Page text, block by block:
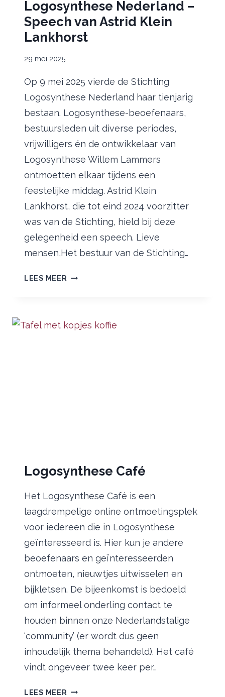
Logosynthese Nederland –
Speech van Astrid Klein
Lankhorst
29 mei 2025
Op 9 mei 2025 vierde de Stichting
Logosynthese Nederland haar tienjarig
bestaan. Logosynthese-beoefenaars,
bestuursleden uit diverse periodes,
vrijwilligers én de ontwikkelaar van
Logosynthese Willem Lammers
ontmoetten elkaar tijdens een
feestelijke middag. Astrid Klein
Lankhorst, die tot eind 2024 voorzitter
was van de Stichting, hield bij deze
gelegenheid een speech. Lieve
mensen,Het bestuur van de Stichting…
LEES MEER VIERING
LOGOSYNTHESE
Logosynthese Café
Het Logosynthese Café is een
laagdrempelige online ontmoetingsplek
voor iedereen die in Logosynthese
geïnteresseerd is. Hier kun je andere
beoefenaars en geïnteresseerden
ontmoeten, nieuwtjes uitwisselen en
bijkletsen. De bijeenkomst is bedoeld
om informeel onderling contact te
houden binnen onze Nederlandstalige
‘community’ (er wordt dus geen
inhoudelijk thema behandeld). Het café
vindt ongeveer twee keer per…
LEES MEER LOGOSYNTHESE